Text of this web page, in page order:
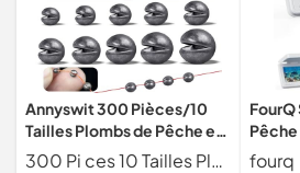
Annyswit 300 Pièces/10
Tailles Plombs de Pêche en
Forme de Bille Set
300 Pi ces 10 Tailles Plombs de P che en Forme de Bille Inclus 2g (10Pz), 1.5g (10Pz), 1.2g (10Pz), 1g (20Pz), 0.8g (20Pz), 0.6g (40Pz), 0.5g (40Pz), 0.4g (50Pz), 0.3g (50Pz), 0.2g (50Pz), rang s proprement dans une bo te transparente pour un rangement et un transport faciles. 10 sp cifications peuvent tre librement adapt es vos diff rents besoins.
HD
fourq